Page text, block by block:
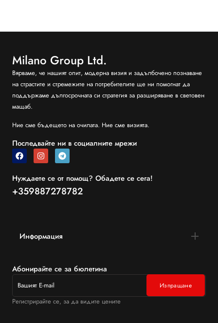
Milano Group Ltd.
Вярваме, че нашият опит, модерна визия и задълбочено познаване
на страстите и стремежите на потребителите ще ни помогнат да
поддържаме дългосрочната си стратегия за разширяване в световен
мащаб.
Ние сме бъдещето на очилата. Ние сме визията.
Последвайте ни в социалните мрежи
Нуждаете се от помощ? Обадете се сега!
+359887278782
Информация
Абонирайте се за бюлетина
Регистрирайте се, за да видите цените